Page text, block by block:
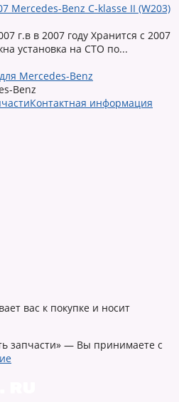
Mercedes-Benz C-klasse II (W203)
г.в в 2007 году Хранится с 2007
установка на СТО по...
Mercedes-Benz
Benz
Контактная информация
вас к покупке и носит
запчасти» — Вы принимаете с